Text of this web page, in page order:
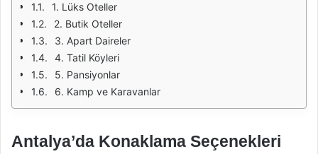
1. Lüks Oteller
2. Butik Oteller
3. Apart Daireler
4. Tatil Köyleri
5. Pansiyonlar
6. Kamp ve Karavanlar
Antalya’da Konaklama Seçenekleri